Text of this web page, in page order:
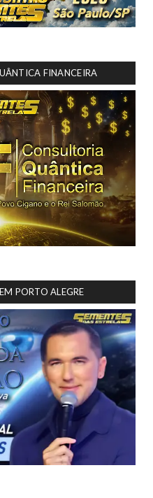
FINANCEIRA
PORTO ALEGRE